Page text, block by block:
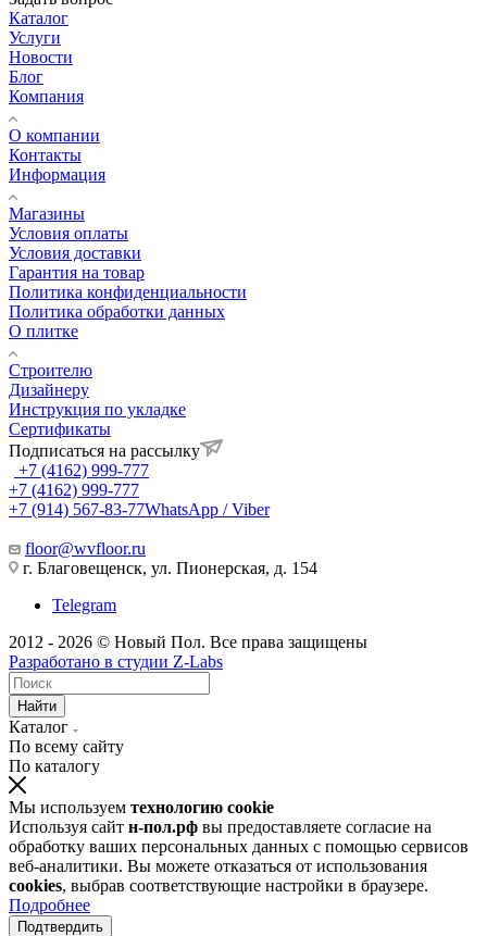
Каталог
Услуги
Новости
Блог
Компания
О компании
Контакты
Информация
Магазины
Условия оплаты
Условия доставки
Гарантия на товар
Политика конфиденциальности
Политика обработки данных
О плитке
Строителю
Дизайнеру
Инструкция по укладке
Сертификаты
Подписаться на рассылку
+7 (4162) 999-777
+7 (4162) 999-777
+7 (914) 567-83-77WhatsApp / Viber
floor@wvfloor.ru
г. Благовещенск, ул. Пионерская, д. 154
Telegram
2012 - 2026 © Новый Пол. Все права защищены
Разработано в студии Z-Labs
Найти
Каталог
По всему сайту
По каталогу
Мы используем технологию cookie
Используя сайт н-пол.рф вы предоставляете согласие на
обработку ваших персональных данных с помощью сервисов
веб-аналитики. Вы можете отказаться от использования
cookies, выбрав соответствующие настройки в браузере.
Подробнее
Подтвердить